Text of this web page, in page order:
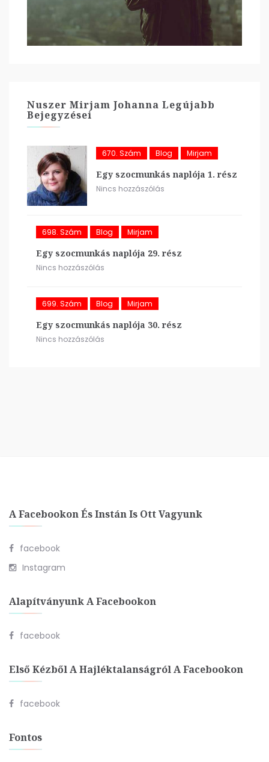
Nuszer Mirjam Johanna Legújabb
Bejegyzései
670. Szám Blog Mirjam
Egy szocmunkás naplója 1. rész
Nincs hozzászólás
698. Szám Blog Mirjam
Egy szocmunkás naplója 29. rész
Nincs hozzászólás
699. Szám Blog Mirjam
Egy szocmunkás naplója 30. rész
Nincs hozzászólás
A Facebookon És Instán Is Ott Vagyunk
facebook
Instagram
Alapítványunk A Facebookon
facebook
Első Kézből A Hajléktalanságról A Facebookon
facebook
Fontos